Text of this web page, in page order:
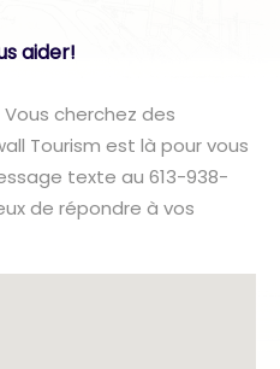
aider!
cherchez des
Tourism est là pour vous
texte au 613-938-
de répondre à vos